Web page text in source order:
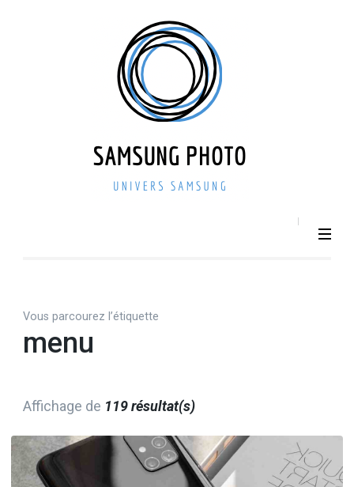
Vous parcourez l’étiquette
menu
Affichage de 119 résultat(s)